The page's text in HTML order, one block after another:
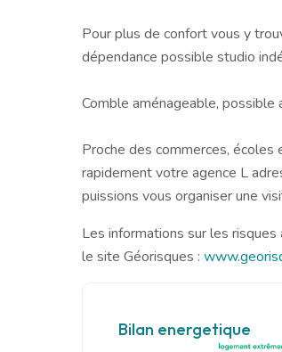
Pour plus de confort vous y
dépendance possible studio
Comble aménageable, possible
Proche des commerces,
rapidement votre agence L
puissions vous organiser une
Les informations sur les
le site Géorisques :
Bilan energetique